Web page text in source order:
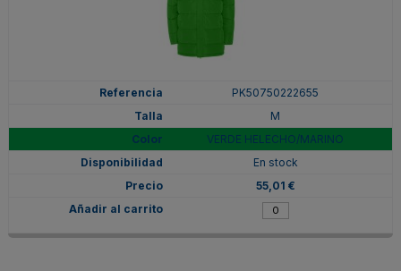
PK50750222655
M
VERDE HELECHO/MARINO
En stock
55,01 €